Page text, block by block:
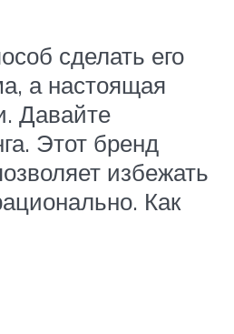
сделать его
а настоящая
Давайте
Этот бренд
избежать
Как